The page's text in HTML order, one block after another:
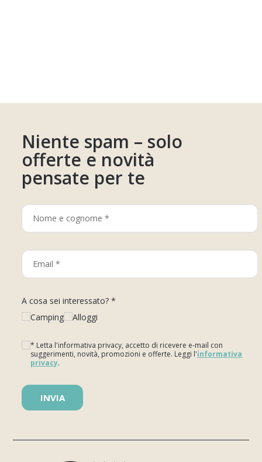
Niente spam – solo
offerte e novità
pensate per te
A cosa sei interessato? *
Camping
Alloggi
* Letta l'informativa privacy, accetto di ricevere e-mail con
suggerimenti, novità, promozioni e offerte. Leggi l'informativa
privacy.
Si prega di lasciare vuoto questo campo.